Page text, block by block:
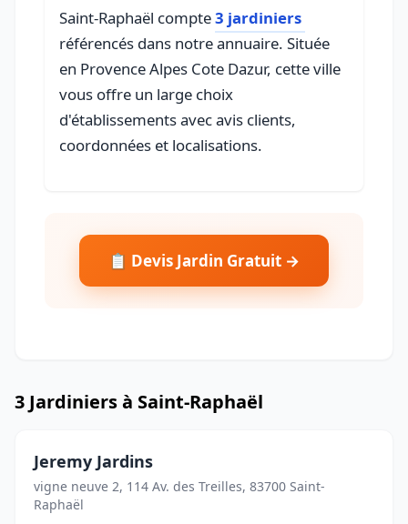
Saint-Raphaël compte3 jardiniers
référencés dans notre annuaire. Située
en Provence Alpes Cote Dazur, cette ville
vous offre un large choix
d'établissements avec avis clients,
coordonnées et localisations.
📋 Devis Jardin Gratuit →
3 Jardiniers à Saint-Raphaël
Jeremy Jardins
vigne neuve 2, 114 Av. des Treilles, 83700 Saint-
Raphaël